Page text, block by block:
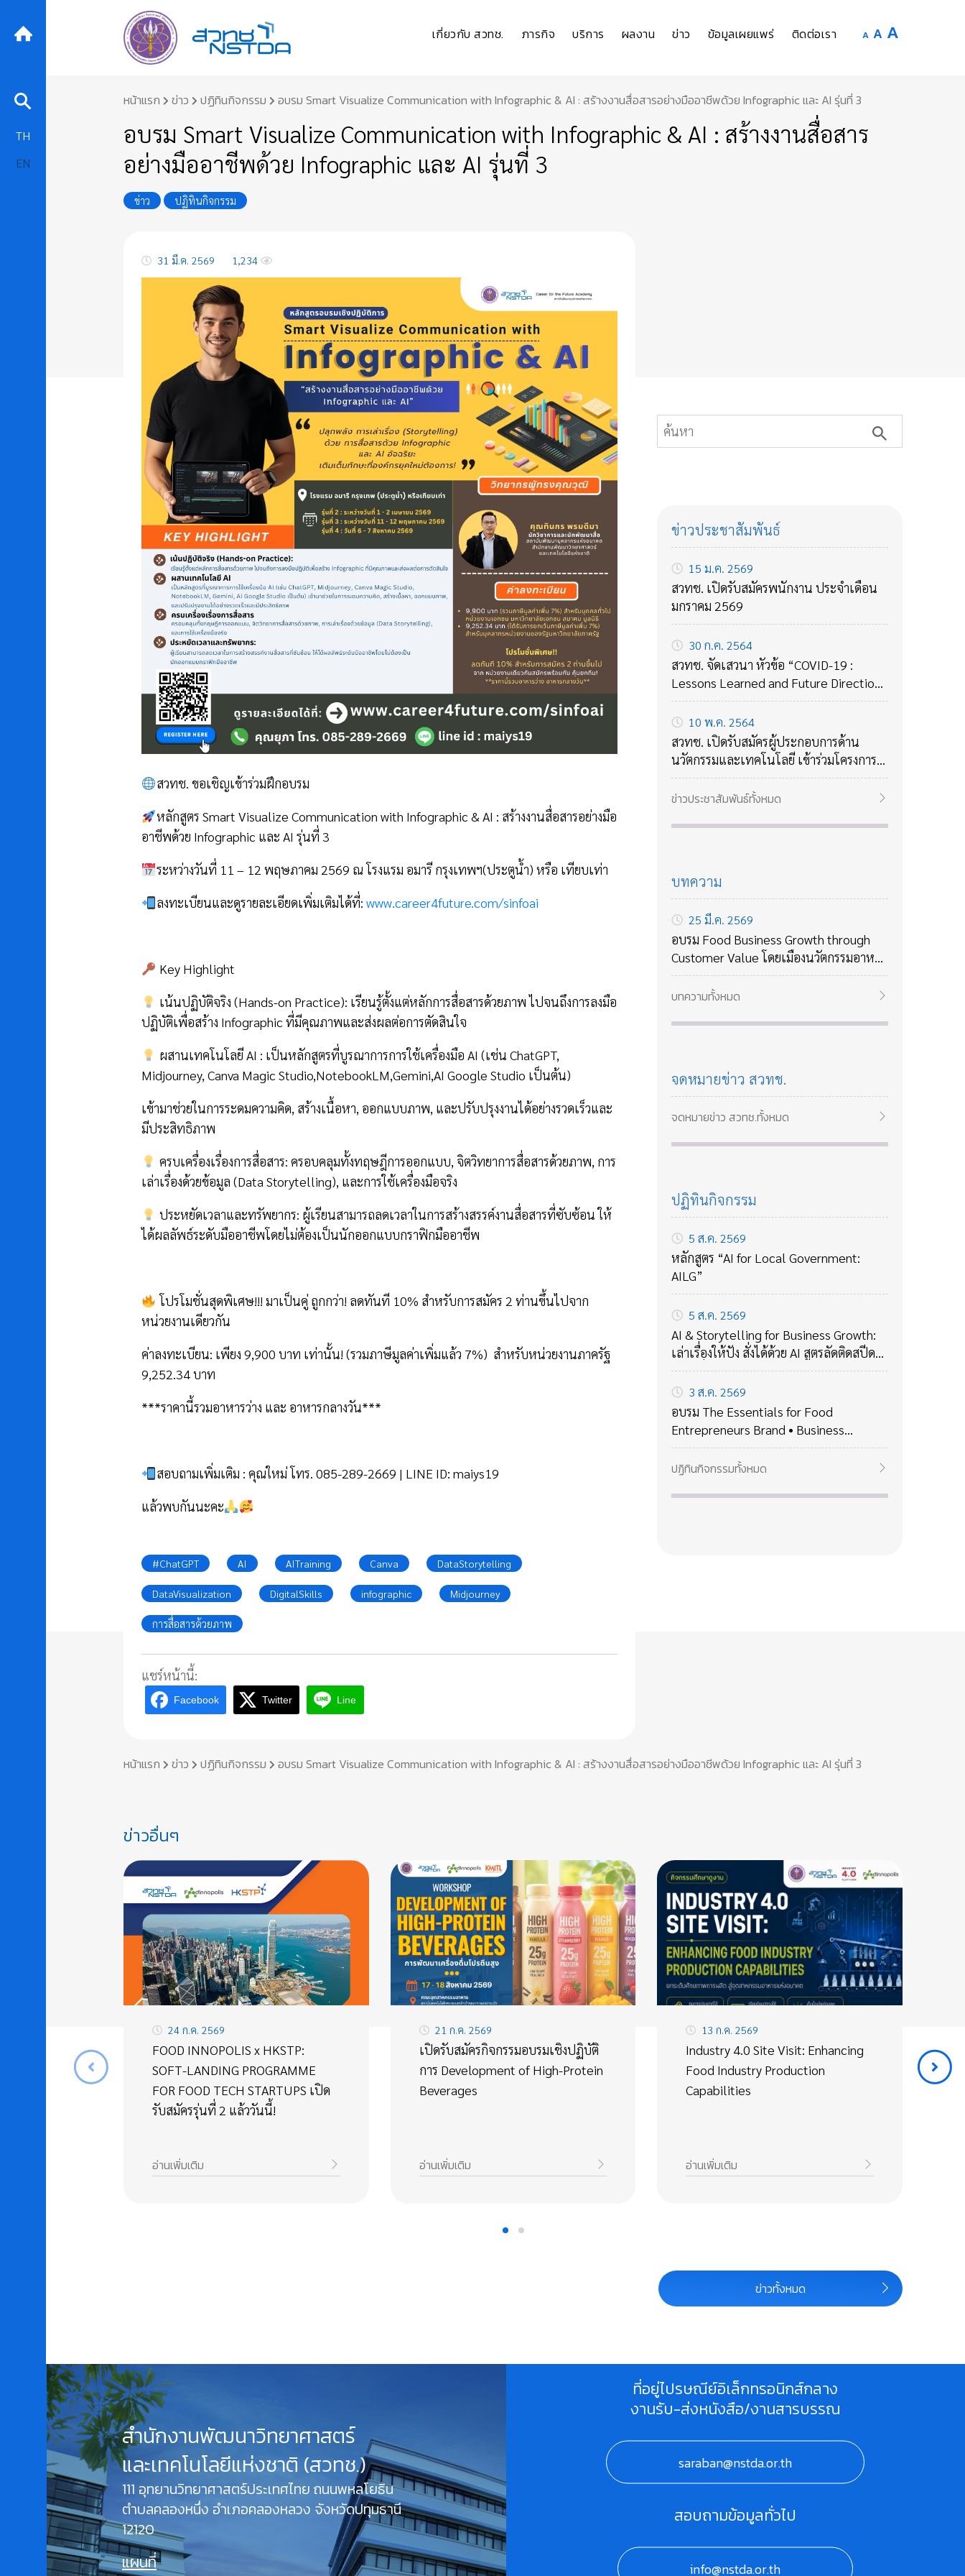
to
เกี่ยวกับ สวทช. ภารกิจ บริการ ผลงาน ข่าว ข้อมูลเผยแพร่ ติดต่อเรา A Decrease
A Reset
A
หน้าแรก ข่าว ปฏิทินกิจกรรม อบรม Smart Visualize Communication with Infographic & AI : สร้างงานสื่อสารอย่างมืออาชีพด้วย Infographic และ AI รุ่นที่ 3
อบรม Smart Visualize Communication with Infographic & AI : สร้างงานสื่อสาร
อย่างมืออาชีพด้วย Infographic และ AI รุ่นที่ 3
ข่าว ปฏิทินกิจกรรม
31 มี.ค. 2569 1,234
สวทช. ขอเชิญเข้าร่วมฝึกอบรม
หลักสูตร Smart Visualize Communication with Infographic & AI : สร้างงานสื่อสารอย่างมือ
อาชีพด้วย Infographic และ AI รุ่นที่ 3
ระหว่างวันที่ 11 – 12 พฤษภาคม 2569 ณ โรงแรม อมารี กรุงเทพฯ(ประตูน้ำ) หรือ เทียบเท่า
ลงทะเบียนและดูรายละเอียดเพิ่มเติมได้ที่: www.career4future.com/sinfoai
Key Highlight
เน้นปฏิบัติจริง (Hands-on Practice): เรียนรู้ตั้งแต่หลักการสื่อสารด้วยภาพ ไปจนถึงการลงมือ
ปฏิบัติเพื่อสร้าง Infographic ที่มีคุณภาพและส่งผลต่อการตัดสินใจ
ผสานเทคโนโลยี AI : เป็นหลักสูตรที่บูรณาการการใช้เครื่องมือ AI (เช่น ChatGPT,
Midjourney, Canva Magic Studio,NotebookLM,Gemini,AI Google Studio เป็นต้น)
เข้ามาช่วยในการระดมความคิด, สร้างเนื้อหา, ออกแบบภาพ, และปรับปรุงงานได้อย่างรวดเร็วและ
มีประสิทธิภาพ
ครบเครื่องเรื่องการสื่อสาร: ครอบคลุมทั้งทฤษฎีการออกแบบ, จิตวิทยาการสื่อสารด้วยภาพ, การ
เล่าเรื่องด้วยข้อมูล (Data Storytelling), และการใช้เครื่องมือจริง
ประหยัดเวลาและทรัพยากร: ผู้เรียนสามารถลดเวลาในการสร้างสรรค์งานสื่อสารที่ซับซ้อน ให้
ได้ผลลัพธ์ระดับมืออาชีพโดยไม่ต้องเป็นนักออกแบบกราฟิกมืออาชีพ
โปรโมชั่นสุดพิเศษ!!! มาเป็นคู่ ถูกกว่า! ลดทันที 10% สำหรับการสมัคร 2 ท่านขึ้นไปจาก
หน่วยงานเดียวกัน
ค่าลงทะเบียน: เพียง 9,900 บาท เท่านั้น! (รวมภาษีมูลค่าเพิ่มแล้ว 7%) สำหรับหน่วยงานภาครัฐ
9,252.34 บาท
***ราคานี้รวมอาหารว่าง และ อาหารกลางวัน***
สอบถามเพิ่มเติม : คุณใหม่ โทร. 085-289-2669 | LINE ID: maiys19
แล้วพบกันนะคะ
#ChatGPT AI AITraining Canva DataStorytelling
DataVisualization DigitalSkills infographic Midjourney
การสื่อสารด้วยภาพ
แชร์หน้านี้:
Facebook Twitter Line
ข่าวประชาสัมพันธ์
15 ม.ค. 2569
สวทช. เปิดรับสมัครพนักงาน ประจำเดือน
มกราคม 2569
30 ก.ค. 2564
สวทช. จัดเสวนา หัวข้อ “COVID-19 :
Lessons Learned and Future Directions
ถอดบทเรียนจาก COVID-19 กับแนวทาง
รับมือกับโรคร้ายใหม่ๆในอนาคต
10 พ.ค. 2564
สวทช. เปิดรับสมัครผู้ประกอบการด้าน
นวัตกรรมและเทคโนโลยี เข้าร่วมโครงการ
บ่มเพาะธุรกิจเทคโนโลยี ปี 2564
ข่าวประชาสัมพันธ์ทั้งหมด
บทความ
25 มี.ค. 2569
อบรม Food Business Growth through
Customer Value โดยเมืองนวัตกรรมอาหาร
สวทช เรียนรู้การวิเคราะห์ลูกค้า สร้างคุณค่า
และกลยุทธ์เติบโตธุรกิจอาหาร 14–15 พ.ค.
บทความทั้งหมด
จดหมายข่าว สวทช.
จดหมายข่าว สวทช.ทั้งหมด
ปฏิทินกิจกรรม
5 ส.ค. 2569
หลักสูตร “AI for Local Government:
AILG”
5 ส.ค. 2569
AI & Storytelling for Business Growth:
เล่าเรื่องให้ปัง สั่งได้ด้วย AI สูตรลัดติดสปีด
ขับเคลื่อนองค์กร
3 ส.ค. 2569
อบรม The Essentials for Food
Entrepreneurs Brand • Business
Strategy • Financial Basics สร้างแบรนด์
ให้โดดเด่น วางกลยุทธ์สู่การเติบโต เข้าใจ
ปฏิทินกิจกรรมทั้งหมด
หน้าแรก ข่าว ปฏิทินกิจกรรม อบรม Smart Visualize Communication with Infographic & AI : สร้างงานสื่อสารอย่างมืออาชีพด้วย Infographic และ AI รุ่นที่ 3
ข่าวอื่นๆ
24 ก.ค. 2569
FOOD INNOPOLIS x HKSTP:
SOFT-LANDING PROGRAMME
FOR FOOD TECH STARTUPS เปิด
รับสมัครรุ่นที่ 2 แล้ววันนี้!
อ่านเพิ่มเติม
21 ก.ค. 2569
เปิดรับสมัครกิจกรรมอบรมเชิงปฏิบัติ
การ Development of High-Protein
Beverages
อ่านเพิ่มเติม
13 ก.ค. 2569
Industry 4.0 Site Visit: Enhancing
Food Industry Production
Capabilities
อ่านเพิ่มเติม
ข่าวทั้งหมด
TH
EN
สำนักงานพัฒนาวิทยาศาสตร์
และเทคโนโลยีแห่งชาติ (สวทช.)
111 อุทยานวิทยาศาสตร์ประเทศไทย ถนนพหลโยธิน
ตำบลคลองหนึ่ง อำเภอคลองหลวง จังหวัดปทุมธานี
12120
แผนที่
ที่อยู่ไปรษณีย์อิเล็กทรอนิกส์กลาง
งานรับ-ส่งหนังสือ/งานสารบรรณ
saraban@nstda.or.th
สอบถามข้อมูลทั่วไป
info@nstda.or.th